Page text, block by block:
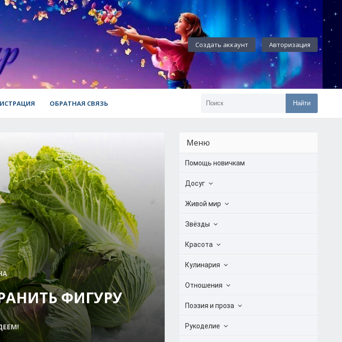
Создать аккаунт Авторизация
ОБРАТНАЯ СВЯЗЬ Найти
ФИГУРУ
Меню
Помощь новичкам
Досуг
Живой мир
Звёзды
Красота
Кулинария
Отношения
Поэзия и проза
Рукоделие